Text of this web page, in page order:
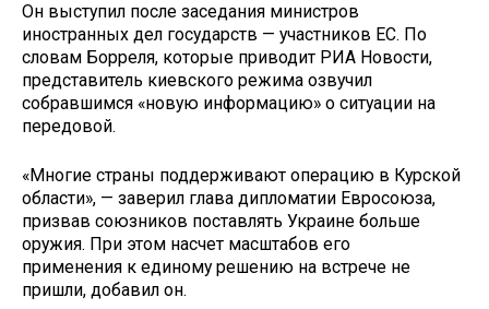
Он выступил после заседания министров
иностранных дел государств — участников ЕС. По
словам Борреля, которые приводит РИА Новости,
представитель киевского режима озвучил
собравшимся «новую информацию» о ситуации на
передовой.
«Многие страны поддерживают операцию в Курской
области», — заверил глава дипломатии Евросоюза,
призвав союзников поставлять Украине больше
оружия. При этом насчет масштабов его
применения к единому решению на встрече не
пришли, добавил он.